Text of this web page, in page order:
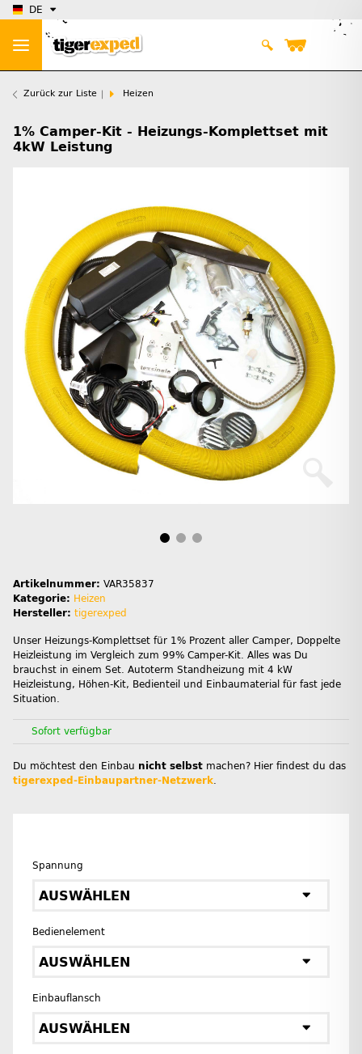
DE
Zurück zur Liste Heizen
1% Camper-Kit - Heizungs-Komplettset mit
4kW Leistung
Artikelnummer: VAR35837
Kategorie: Heizen
Hersteller: tigerexped
Unser Heizungs-Komplettset für 1% Prozent aller Camper, Doppelte
Heizleistung im Vergleich zum 99% Camper-Kit. Alles was Du
brauchst in einem Set. Autoterm Standheizung mit 4 kW
Heizleistung, Höhen-Kit, Bedienteil und Einbaumaterial für fast jede
Situation.
Sofort verfügbar
Du möchtest den Einbau nicht selbst machen? Hier findest du das
tigerexped-Einbaupartner-Netzwerk.
Spannung
AUSWÄHLEN
Bedienelement
AUSWÄHLEN
Einbauflansch
AUSWÄHLEN